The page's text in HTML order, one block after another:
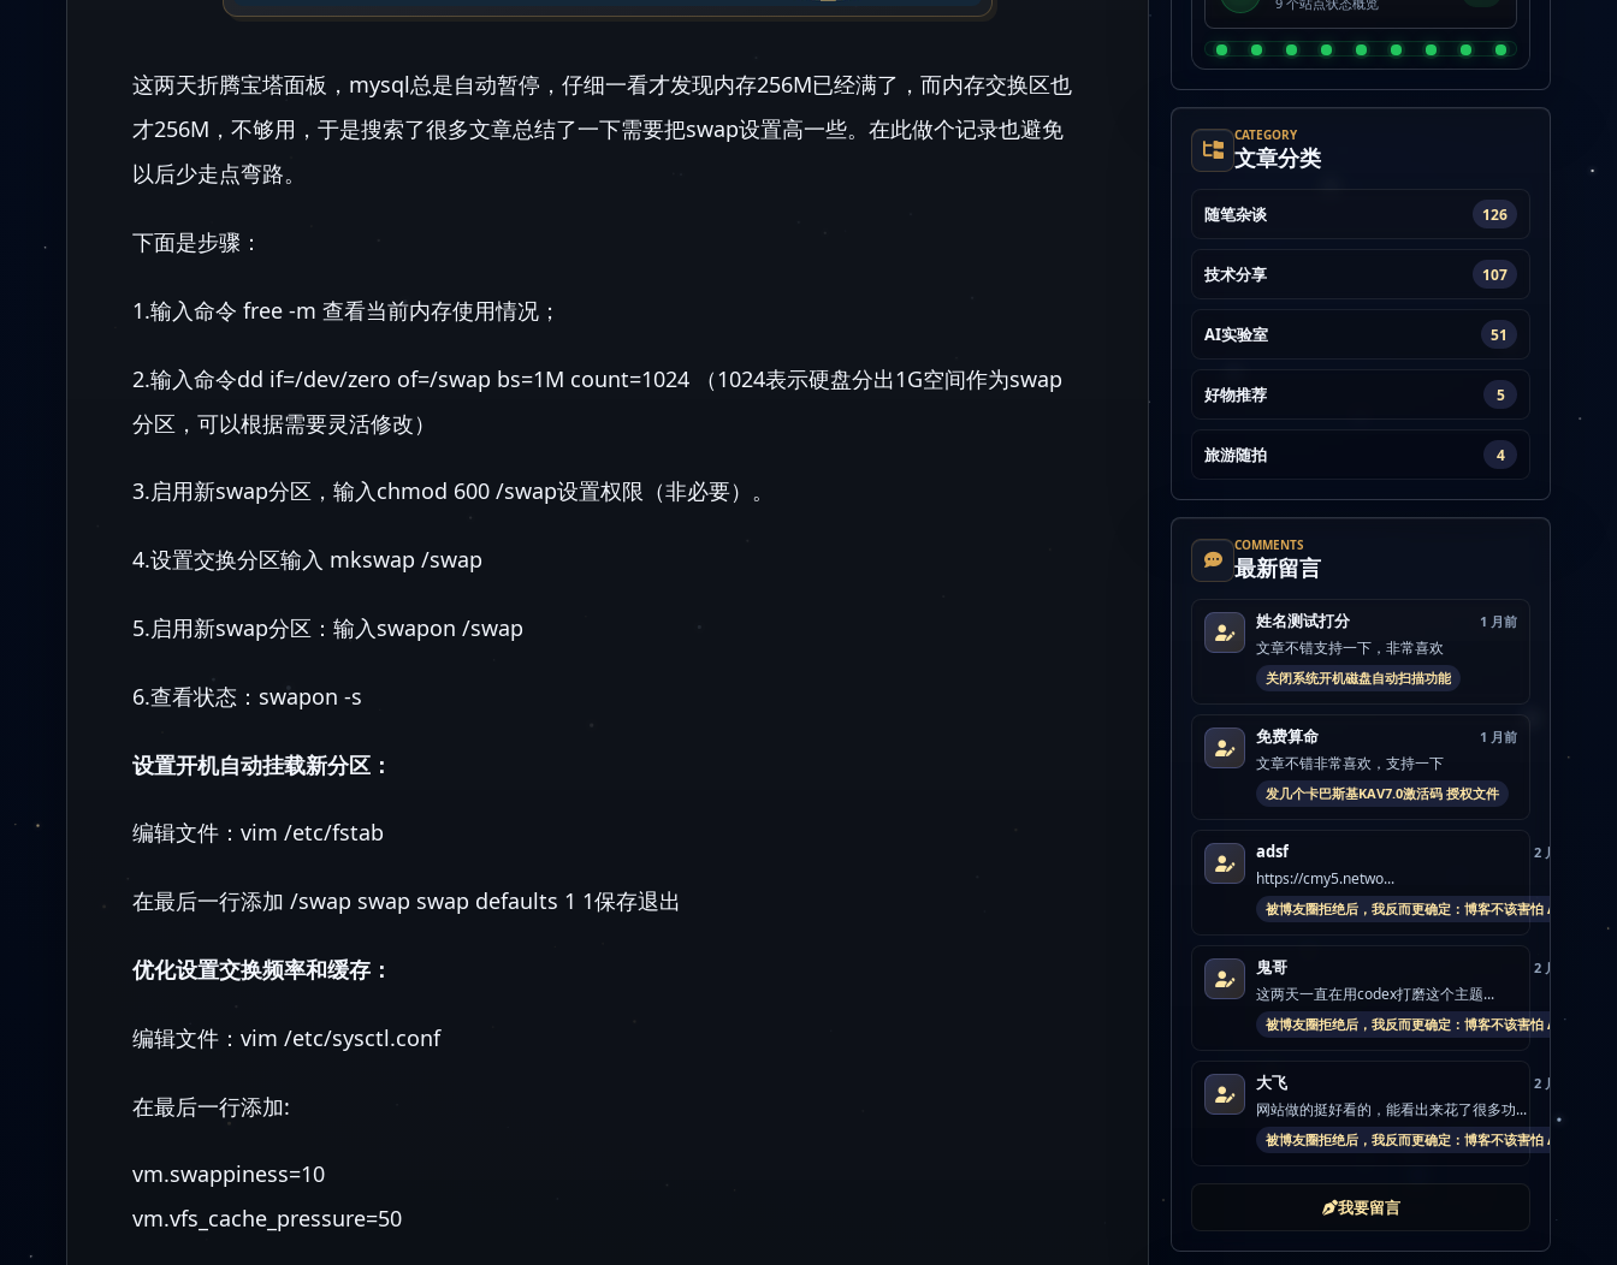
CATEGORY
文章分类
随笔杂谈 126
技术分享 107
AI实验室 51
好物推荐 5
旅游随拍 4
COMMENTS
最新留言
姓名测试打分 1 月前
文章不错支持一下，非常喜欢
关闭系统开机磁盘自动扫描功能
免费算命 1 月前
文章不错非常喜欢，支持一下
发几个卡巴斯基KAV7.0激活码 授权文件
adsf 2 月前
https://cmy5.netwo...
被博友圈拒绝后，我反而更确定：博客不该害怕 AI
鬼哥 2 月前
这两天一直在用codex打磨这个主题...
被博友圈拒绝后，我反而更确定：博客不该害怕 AI
大飞 2 月前
网站做的挺好看的，能看出来花了很多功...
被博友圈拒绝后，我反而更确定：博客不该害怕 AI
我要留言
这两天折腾宝塔面板，mysql总是自动暂停，仔细一看才发现内存256M已经满了，而内存交换区也
才256M，不够用，于是搜索了很多文章总结了一下需要把swap设置高一些。在此做个记录也避免
以后少走点弯路。
下面是步骤：
1.输入命令 free -m 查看当前内存使用情况；
2.输入命令dd if=/dev/zero of=/swap bs=1M count=1024 （1024表示硬盘分出1G空间作为swap
分区，可以根据需要灵活修改）
3.启用新swap分区，输入chmod 600 /swap设置权限（非必要）。
4.设置交换分区输入 mkswap /swap
5.启用新swap分区：输入swapon /swap
6.查看状态：swapon -s
设置开机自动挂载新分区：
编辑文件：vim /etc/fstab
在最后一行添加 /swap swap swap defaults 1 1保存退出
优化设置交换频率和缓存：
编辑文件：vim /etc/sysctl.conf
在最后一行添加:
vm.swappiness=10
vm.vfs_cache_pressure=50